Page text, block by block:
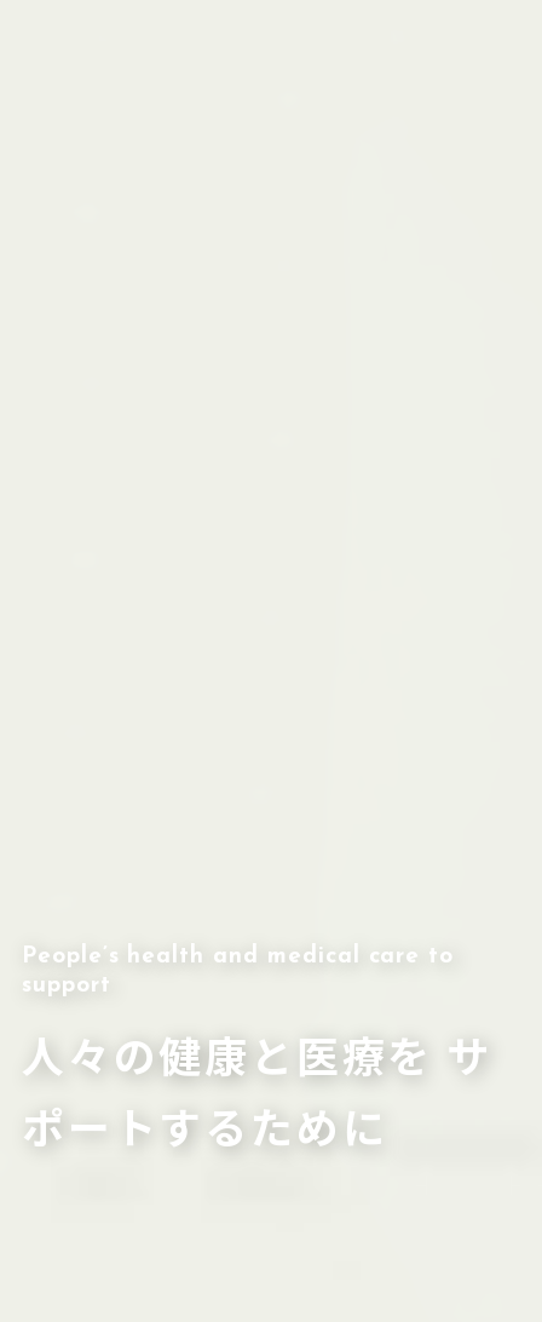
People’s health and medical care to
support
人々の健康と医療を サ
ポートするために